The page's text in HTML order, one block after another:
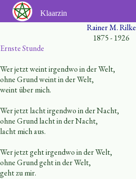
naar
de
Klaarzin
Rainer M. Rilke
1875 - 1926
Ernste Stunde
Wer jetzt weint irgendwo in der Welt,
ohne Grund weint in der Welt,
weint über mich.
Wer jetzt lacht irgendwo in der Nacht,
ohne Grund lacht in der Nacht,
lacht mich aus.
Wer jetzt geht irgendwo in der Welt,
ohne Grund geht in der Welt,
geht zu mir.